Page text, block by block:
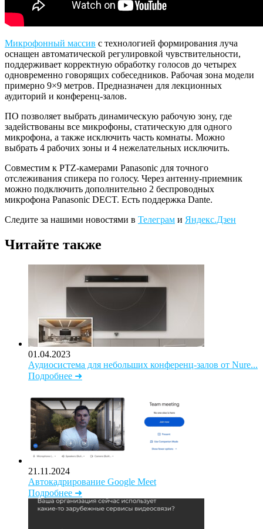
Микрофонный массив с технологией формирования луча
оснащен автоматической регулировкой чувствительности,
поддерживает корректную обработку голосов до четырех
одновременно говорящих собеседников. Рабочая зона модели
примерно 9×9 метров. Предназначен для лекционных
аудиторий и конференц-залов.
ПО позволяет выбрать динамическую рабочую зону, где
задействованы все микрофоны, статическую для одного
микрофона, а также исключить часть комнаты. Можно
выбрать 4 рабочих зоны и 4 нежелательных исключить.
Совместим к PTZ-камерами Panasonic для точного
отслеживания спикера по голосу. Через антенну-приемник
можно подключить дополнительно 2 беспроводных
микрофона Panasonic DECT. Есть поддержка Dante.
Следите за нашими новостями в Телеграм и Яндекс.Дзен
Читайте также
01.04.2023
Аудиосистема для небольших конференц-залов от Nure...
Подробнее ➜
21.11.2024
Автокадрирование Google Meet
Подробнее ➜